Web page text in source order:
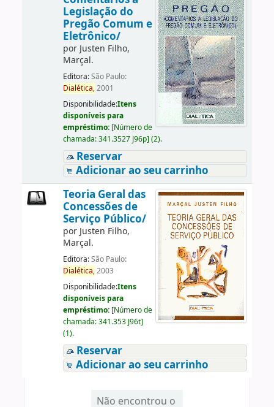
Legislação do
Pregão Comum e
Eletrônico/
por Justen Filho,
Marçal.
Editora:São Paulo:
Dialética,2001
Disponibilidade:Itens
disponíveis para
empréstimo: [Número de
chamada:341.3527 J96p] (2).
Reservar
Adicionar ao seu carrinho
Teoria Geral das
Concessões de
Serviço Público/
por Justen Filho,
Marçal.
Editora:São Paulo:
Dialética,2003
Disponibilidade:Itens
disponíveis para
empréstimo: [Número de
chamada:341.353 J96t]
(1).
Reservar
Adicionar ao seu carrinho
Não encontrou o